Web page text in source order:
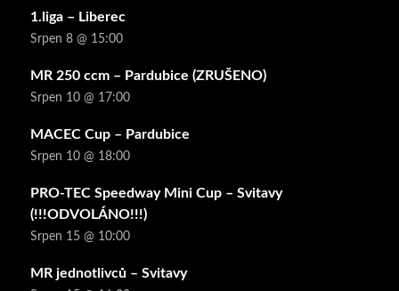
1.liga – Liberec
Srpen 8 @ 15:00
MR 250 ccm – Pardubice (ZRUŠENO)
Srpen 10 @ 17:00
MACEC Cup – Pardubice
Srpen 10 @ 18:00
PRO-TEC Speedway Mini Cup – Svitavy
(!!!ODVOLÁNO!!!)
Srpen 15 @ 10:00
MR jednotlivců – Svitavy